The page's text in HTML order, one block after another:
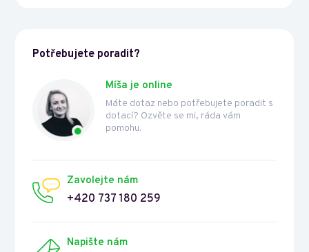
Potřebujete poradit?
Míša je online
Máte dotaz nebo potřebujete poradit s
dotací? Ozvěte se mi, ráda vám
pomohu.
Zavolejte nám
+420 737 180 259
Napište nám